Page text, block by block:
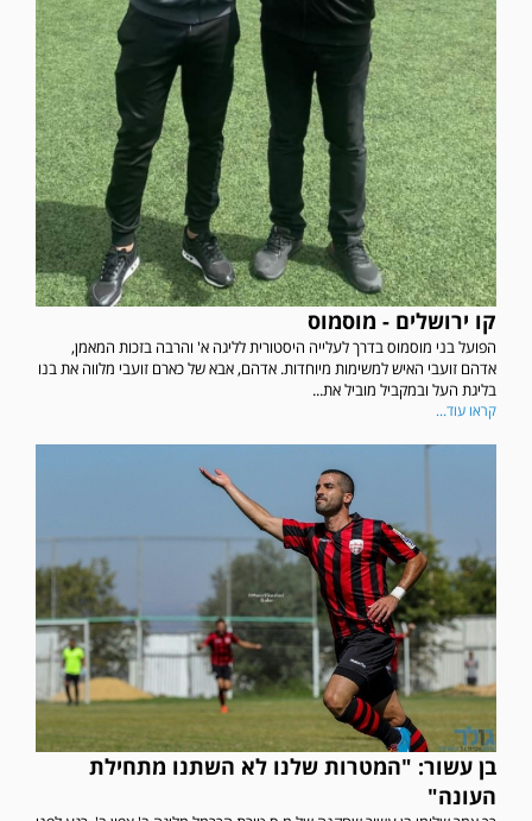
קו ירושלים - מוסמוס
הפועל בני מוסמוס בדרך לעלייה היסטורית לליגה א' והרבה בזכות המאמן,
אדהם זועבי האיש למשימות מיוחדות. אדהם, אבא של כארם זועבי מלווה את בנו
בליגת העל ובמקביל מוביל את...
קראו עוד...
בן עשור: "המטרות שלנו לא השתנו מתחילת
העונה"